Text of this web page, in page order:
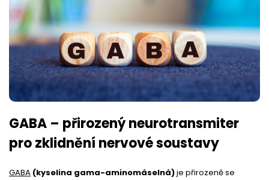
GABA – přirozený neurotransmiter
pro zklidnění nervové soustavy
GABA (kyselina gama-aminomáselná)je přirozeně se